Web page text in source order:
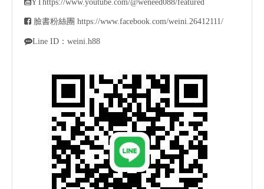
YThttps://www.youtube.com/@weneed088/featured
 臉書粉絲團 https://www.facebook.com/weini.26412111/
Line ID：weini.h88